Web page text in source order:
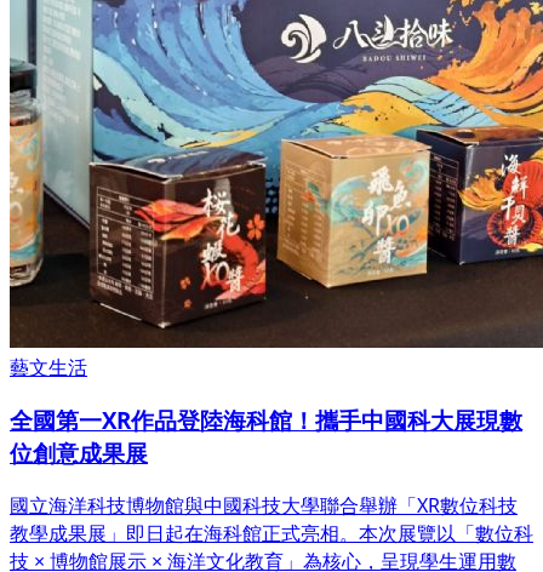
藝文生活
全國第一XR作品登陸海科館！攜手中國科大展現數
位創意成果展
國立海洋科技博物館與中國科技大學聯合舉辦「XR數位科技
教學成果展」即日起在海科館正式亮相。本次展覽以「數位科
技 × 博物館展示 × 海洋文化教育」為核心，呈現學生運用數